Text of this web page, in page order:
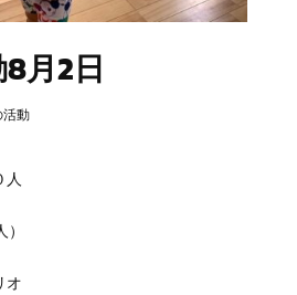
月2日
活動
人
オ